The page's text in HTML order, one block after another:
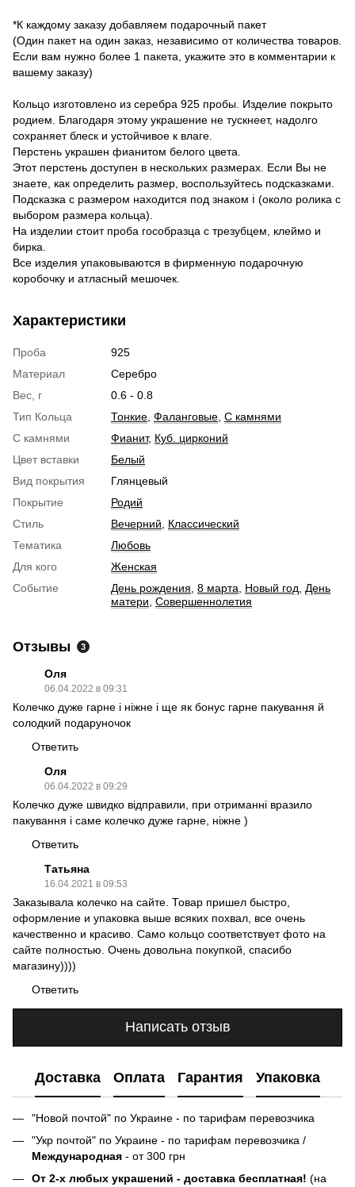
*К каждому заказу добавляем подарочный пакет
(Один пакет на один заказ, независимо от количества товаров.
Если вам нужно более 1 пакета, укажите это в комментарии к
вашему заказу)
Кольцо изготовлено из серебра 925 пробы. Изделие покрыто
родием. Благодаря этому украшение не тускнеет, надолго
сохраняет блеск и устойчивое к влаге.
Перстень украшен фианитом белого цвета.
Этот перстень доступен в нескольких размерах. Если Вы не
знаете, как определить размер, воспользуйтесь подсказками.
Подсказка с размером находится под знаком ℹ (около ролика с
выбором размера кольца).
На изделии стоит проба гособразца с трезубцем, клеймо и
бирка.
Все изделия упаковываются в фирменную подарочную
коробочку и атласный мешочек.
Характеристики
Проба
925
Материал
Серебро
Вес, г
0.6 - 0.8
Тип Кольца
Тонкие Фаланговые С камнями
С камнями
Фианит, Куб. цирконий
Цвет вставки
Белый
Вид покрытия
Глянцевый
Покрытие
Родий
Стиль
Вечерний
Классический
Тематика
Любовь
Для кого
Женская
Событие
День рождения 8 марта Новый год
День
матери Совершеннолетия
Отзывы 3
Оля
06.04.2022 в 09:31
Колечко дуже гарне і ніжне і ще як бонус гарне пакування й
солодкий подаруночок
Ответить
Оля
06.04.2022 в 09:29
Колечко дуже швидко відправили, при отриманні вразило
пакування і саме колечко дуже гарне, ніжне )
Ответить
Татьяна
16.04.2021 в 09:53
Заказывала колечко на сайте. Товар пришел быстро,
оформление и упаковка выше всяких похвал, все очень
качественно и красиво. Само кольцо соответствует фото на
сайте полностью. Очень довольна покупкой, спасибо
магазину))))
Ответить
Написать отзыв
Доставка Оплата Гарантия Упаковка
"Новой почтой" по Украине - по тарифам перевозчика
"Укр почтой" по Украине - по тарифам перевозчика /
Международная - от 300 грн
От 2-х любых украшений - доставка бесплатная! (на